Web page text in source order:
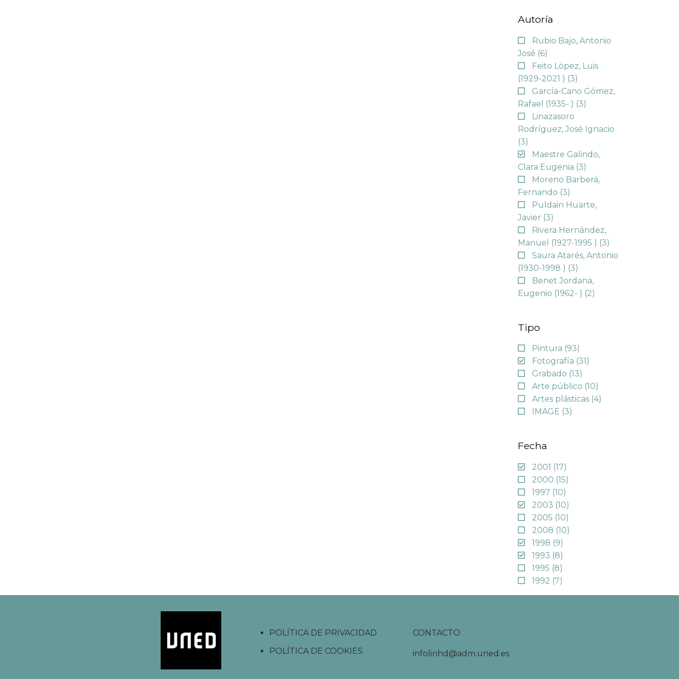
Autoría
Rubio Bajo, Antonio
José (6)
Feito López, Luis
(1929-2021 ) (3)
García-Cano Gómez,
Rafael (1935- ) (3)
Linazasoro
Rodríguez, José Ignacio
(3)
Maestre Galindo,
Clara Eugenia (3)
Moreno Barberá,
Fernando (3)
Puldain Huarte,
Javier (3)
Rivera Hernández,
Manuel (1927-1995 ) (3)
Saura Atarés, Antonio
(1930-1998 ) (3)
Benet Jordana,
Eugenio (1962- ) (2)
Tipo
Pintura (93)
Fotografía (31)
Grabado (13)
Arte público (10)
Artes plásticas (4)
IMAGE (3)
Fecha
2001 (17)
2000 (15)
1997 (10)
2003 (10)
2005 (10)
2008 (10)
1998 (9)
1993 (8)
1995 (8)
1992 (7)
POLÍTICA DE PRIVACIDAD
POLÍTICA DE COOKIES
CONTACTO
infolinhd@adm.uned.es